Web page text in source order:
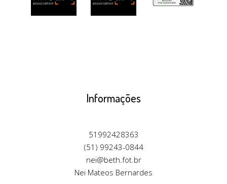
Informações
51992428363
(51) 99243-0844
nei@beth.fot.br
Nei Mateos Bernardes